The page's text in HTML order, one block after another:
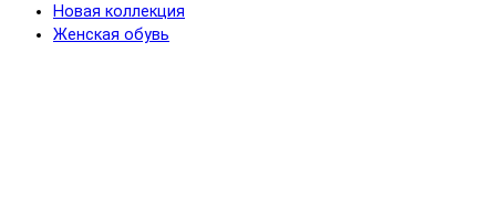
Новая коллекция
Женская обувь